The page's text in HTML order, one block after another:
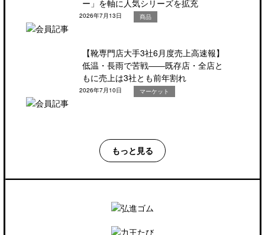
ー」を軸に人気シリーズを拡充
2026年7月13日 商品
【靴専門店大手3社6月度売上高速報】
低温・長雨で苦戦――既存店・全店と
もに売上は3社とも前年割れ
2026年7月10日 マーケット
もっと見る